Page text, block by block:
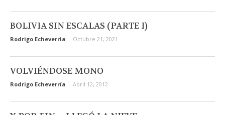
BOLIVIA SIN ESCALAS (PARTE I)
Rodrigo Echeverria - Octubre 21, 2021
VOLVIÉNDOSE MONO
Rodrigo Echeverría - Abril 12, 2012